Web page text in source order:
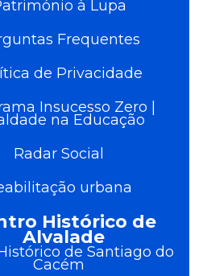
à Lupa
Frequentes
de Privacidade
Insucesso Zero |
na Educação
Radar Social
urbana
Histórico de
Alvalade
de Santiago do
Cacém